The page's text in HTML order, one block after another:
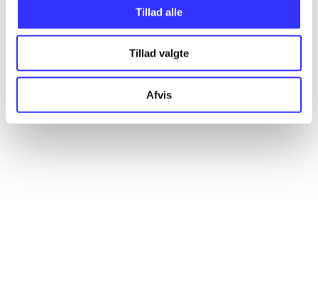
Tillad alle
Tillad valgte
Afvis
Alle registrerede artikler fordelt på udgivelser